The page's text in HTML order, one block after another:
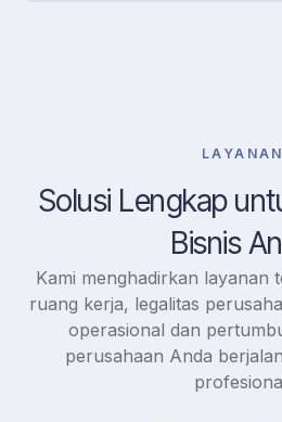
LAYANAN
Solusi Lengkap
Bisnis
Kami menghadirkan layanan
ruang kerja, legalitas
operasional dan
perusahaan Anda